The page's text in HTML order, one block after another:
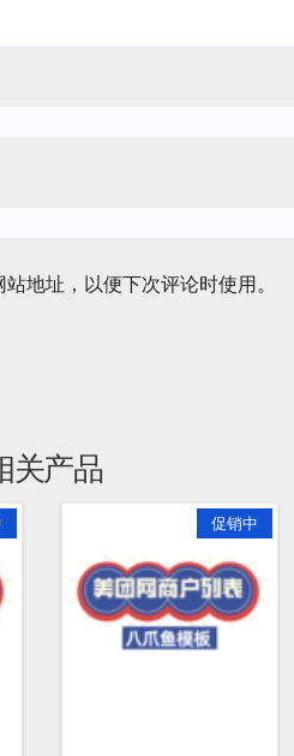
地址，以便下次评论时使用。
关产品
促销中